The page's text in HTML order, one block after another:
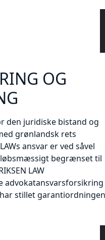
OG
den juridiske bistand og
grønlandsk rets
ansvar er ved såvel
begrænset til
LAW
advokatansvarsforsikring
stillet